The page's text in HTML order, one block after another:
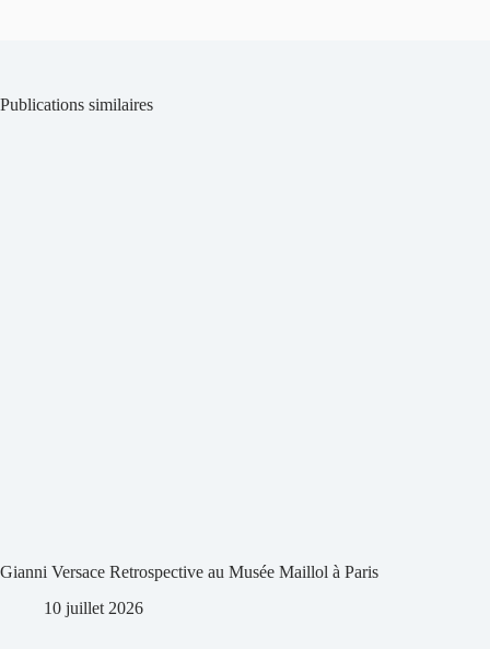
Publications similaires
Gianni Versace Retrospective au Musée Maillol à Paris
10 juillet 2026